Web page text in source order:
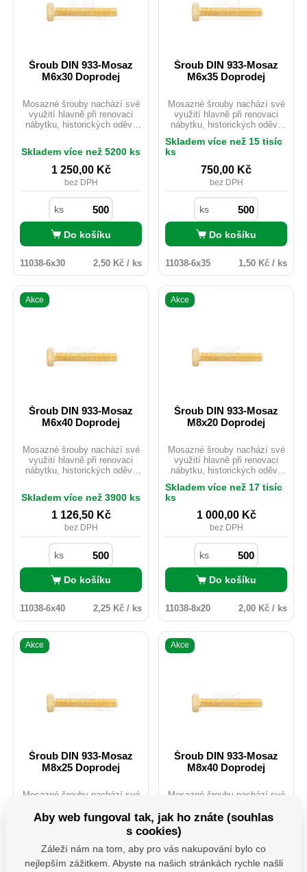
Šroub DIN 933-Mosaz
M6x30 Doprodej
Mosazné šrouby nachází své
využití hlavně při renovaci
nábytku, historických oděvů
v exteriéru ačkoliv
nedisponuje žádnou
povrchovou úpravou. Pro svou
velmi dobrou vodivost je hojně
využíván v elektrotechnickém
průmyslu, kde nevadí nízká
pevnost materiálu.
Skladem více než 5200 ks
1 250,00 Kč
bez DPH
ks
Do košíku
11038-6x30 2,50 Kč / ks
Šroub DIN 933-Mosaz
M6x35 Doprodej
Mosazné šrouby nachází své
využití hlavně při renovaci
nábytku, historických oděvů
Mosaz je možno použít i
nedisponuje žádnou
povrchovou úpravou. Pro svou
velmi dobrou vodivost je hojně
využíván v elektrotechnickém
průmyslu, kde nevadí nízká
pevnost materiálu.
Skladem více než 15 tisíc
ks
750,00 Kč
bez DPH
ks
Do košíku
11038-6x35 1,50 Kč / ks
Akce
Šroub DIN 933-Mosaz
M6x40 Doprodej
Mosazné šrouby nachází své
využití hlavně při renovaci
nábytku, historických oděvů
v exteriéru ačkoliv
nedisponuje žádnou
povrchovou úpravou. Pro svou
velmi dobrou vodivost je hojně
využíván v elektrotechnickém
průmyslu, kde nevadí nízká
pevnost materiálu.
Skladem více než 3900 ks
1 126,50 Kč
bez DPH
ks
Do košíku
11038-6x40 2,25 Kč / ks
Akce
Šroub DIN 933-Mosaz
M8x20 Doprodej
Mosazné šrouby nachází své
využití hlavně při renovaci
nábytku, historických oděvů
Mosaz je možno použít i
nedisponuje žádnou
povrchovou úpravou. Pro svou
velmi dobrou vodivost je hojně
využíván v elektrotechnickém
průmyslu, kde nevadí nízká
pevnost materiálu.
Skladem více než 17 tisíc
ks
1 000,00 Kč
bez DPH
ks
Do košíku
11038-8x20 2,00 Kč / ks
Akce
Šroub DIN 933-Mosaz
M8x25 Doprodej
Mosazné šrouby nachází své
nábytku, historických oděvů
nebo starých motocyklů.
Mosaz je možno použít i
v exteriéru ačkoliv
povrchovou úpravou. Pro svou
Skladem více než 9700 ks
1 348,55 Kč
bez DPH
Akce
Šroub DIN 933-Mosaz
M8x40 Doprodej
Mosazné šrouby nachází své
nábytku, historických oděvů
nebo starých motocyklů.
Mosaz je možno použít i
v exteriéru ačkoliv
nedisponuje žádnou
povrchovou úpravou. Pro svou
Skladem více než 6600 ks
800,00 Kč
bez DPH
Aby web fungoval tak, jak ho znáte (souhlas
s cookies)
Záleží nám na tom, aby pro vás nakupování bylo co
nejlepším zážitkem. Abyste na našich stránkách rychle našli